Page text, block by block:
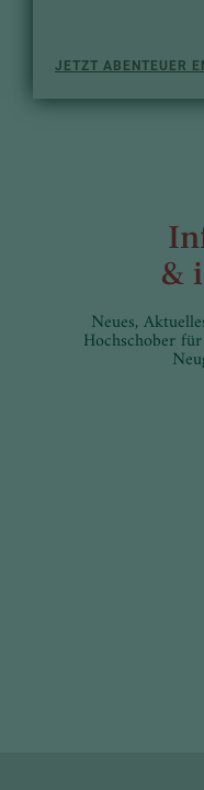
JETZT ABENTEUER
&
Neues,
Hochschober